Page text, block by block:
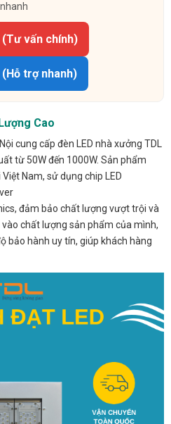
nhanh
vấn chính)
trợ nhanh)
Cao
cung cấp đèn LED nhà xưởng TDL
từ 50W đến 1000W. Sản phẩm
Nam, sử dụng chip LED
đảm bảo chất lượng vượt trội và
chất lượng sản phẩm của mình,
bảo hành uy tín, giúp khách hàng